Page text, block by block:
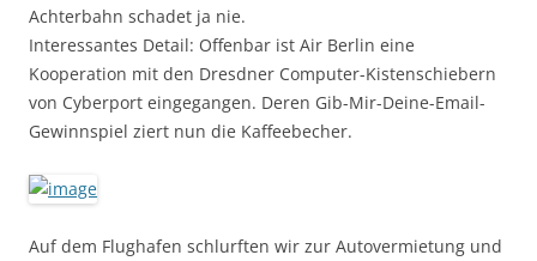
Achterbahn schadet ja nie.
Interessantes Detail: Offenbar ist Air Berlin eine
Kooperation mit den Dresdner Computer-Kistenschiebern
von Cyberport eingegangen. Deren Gib-Mir-Deine-Email-
Gewinnspiel ziert nun die Kaffeebecher.
Auf dem Flughafen schlurften wir zur Autovermietung und